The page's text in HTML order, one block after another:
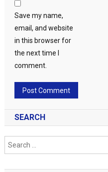
Save my name,
email, and website
in this browser for
the next time I
comment.
SEARCH